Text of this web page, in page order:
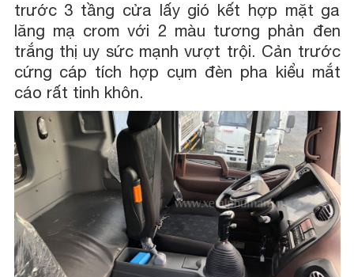
trước 3 tầng cửa lấy gió kết hợp mặt ga
lăng mạ crom với 2 màu tương phản đen
trắng thị uy sức mạnh vượt trội. Cản trước
cứng cáp tích hợp cụm đèn pha kiểu mắt
cáo rất tinh khôn.